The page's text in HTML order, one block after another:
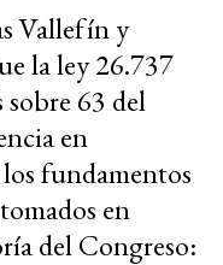
Vallefín y
la ley 26.737
63 del
en
fundamentos
en
del Congreso: